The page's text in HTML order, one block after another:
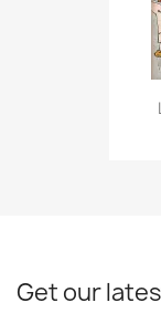
Get our